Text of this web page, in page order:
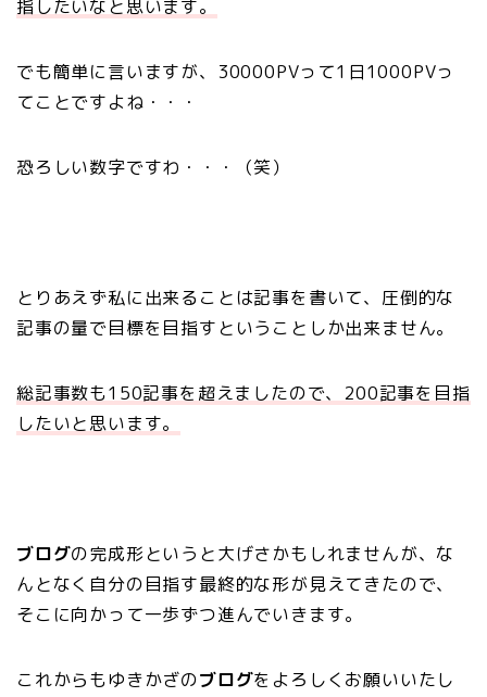
指したいなと思います。
でも簡単に言いますが、30000PVって1日1000PVっ
てことですよね・・・
恐ろしい数字ですわ・・・（笑）
とりあえず私に出来ることは記事を書いて、圧倒的な
記事の量で目標を目指すということしか出来ません。
総記事数も150記事を超えましたので、200記事を目指
したいと思います。
ブログの完成形というと大げさかもしれませんが、な
んとなく自分の目指す最終的な形が見えてきたので、
そこに向かって一歩ずつ進んでいきます。
これからもゆきかざのブログをよろしくお願いいたし